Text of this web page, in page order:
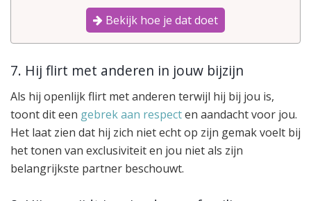
Bekijk hoe je dat doet
7. Hij flirt met anderen in jouw bijzijn
Als hij openlijk flirt met anderen terwijl hij bij jou is,
toont dit een gebrek aan respecten aandacht voor jou.
Het laat zien dat hij zich niet echt op zijn gemak voelt bij
het tonen van exclusiviteit en jou niet als zijn
belangrijkste partner beschouwt.